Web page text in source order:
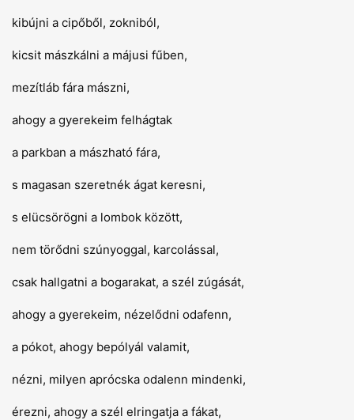
kibújni a cipőből, zokniból,
kicsit mászkálni a májusi fűben,
mezítláb fára mászni,
ahogy a gyerekeim felhágtak
a parkban a mászható fára,
s magasan szeretnék ágat keresni,
s elücsörögni a lombok között,
nem törődni szúnyoggal, karcolással,
csak hallgatni a bogarakat, a szél zúgását,
ahogy a gyerekeim, nézelődni odafenn,
a pókot, ahogy bepólyál valamit,
nézni, milyen aprócska odalenn mindenki,
érezni, ahogy a szél elringatja a fákat,